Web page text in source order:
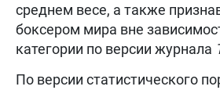
среднем весе, а также
боксером мира вне
категории по версии журнала
По версии статистического